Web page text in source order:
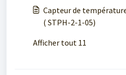
Capteur de
( STPH-2-1-05)
Afficher tout 11